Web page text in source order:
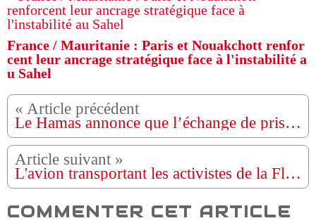
France / Mauritanie : Paris et Nouakchott renfor
cent leur ancrage stratégique face à l'instabilité a
u Sahel
Le Hamas annonce que l’échange de prisonniers avec Israël pourrait débuter lundi
L'avion transportant les activistes de la Flottille de la Liberté atterrit à Istanbul
COMMENTER CET ARTICLE